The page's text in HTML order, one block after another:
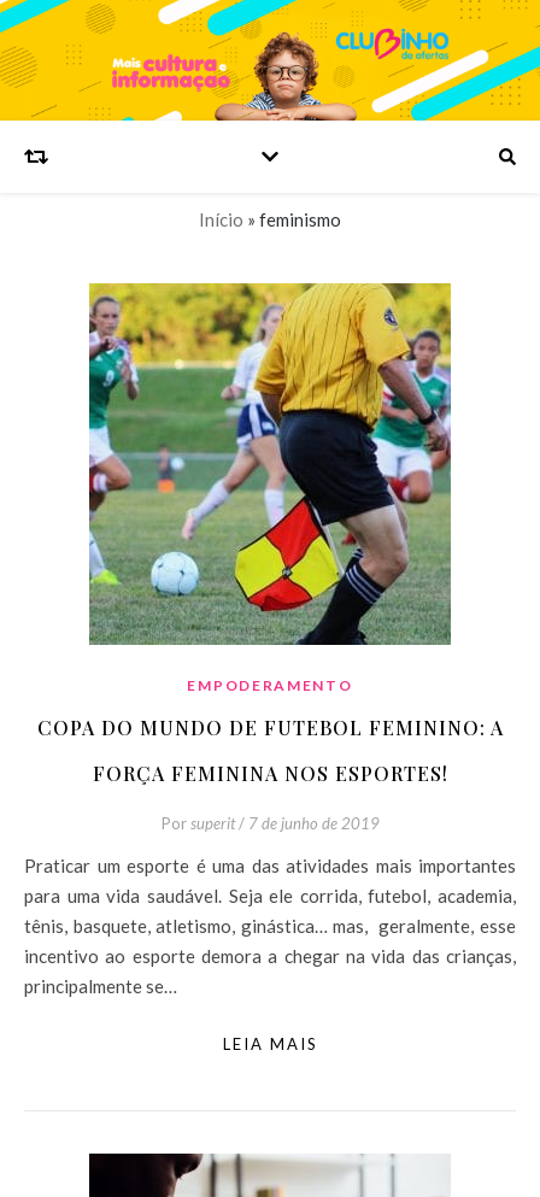
Início » feminismo
EMPODERAMENTO
COPA DO MUNDO DE FUTEBOL FEMININO: A
FORÇA FEMININA NOS ESPORTES!
Por superit / 7 de junho de 2019
Praticar um esporte é uma das atividades mais importantes
para uma vida saudável. Seja ele corrida, futebol, academia,
tênis, basquete, atletismo, ginástica… mas, geralmente, esse
incentivo ao esporte demora a chegar na vida das crianças,
principalmente se…
LEIA MAIS